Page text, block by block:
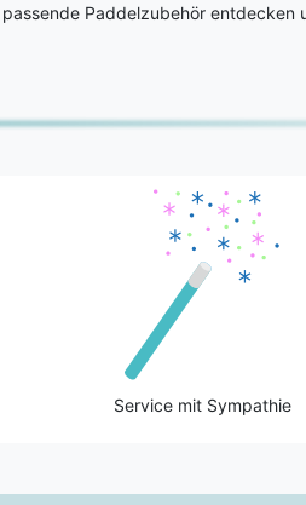
Paddelzubehör entdecken
Service mit Sympathie